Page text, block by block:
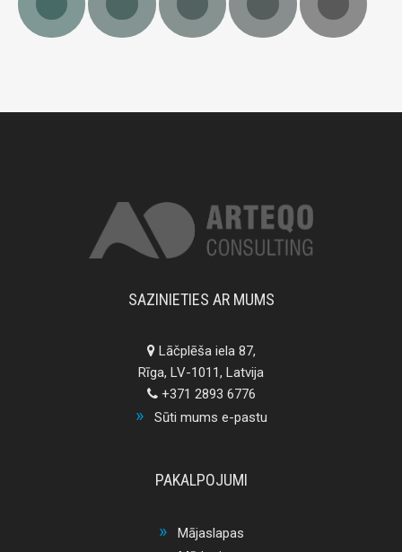
SAZINIETIES AR MUMS
Lāčplēša iela 87,
Rīga, LV-1011, Latvija
+371 2893 6776
Sūti mums e-pastu
PAKALPOJUMI
Mājaslapas